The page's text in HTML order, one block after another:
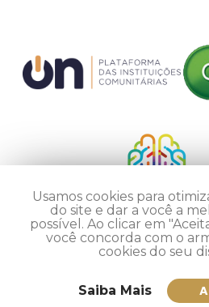
Usamos cookies para
do site e dar a você a
possível. Ao clicar em
você concorda com o
cookies do seu
Saiba Mais